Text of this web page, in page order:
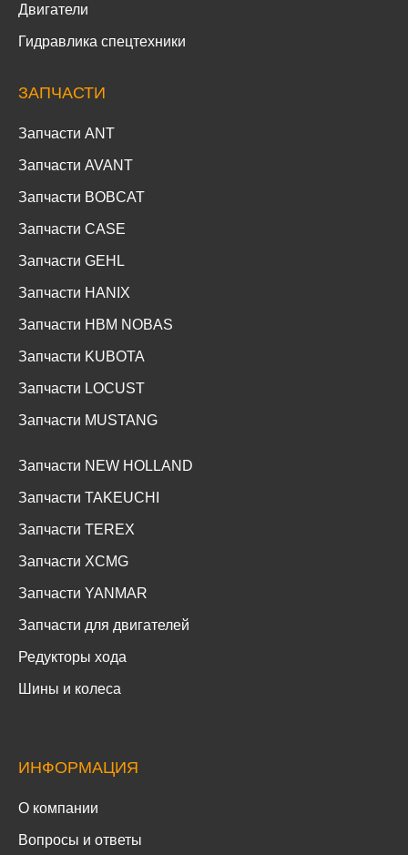
Двигатели
Гидравлика спецтехники
ЗАПЧАСТИ
Запчасти ANT
Запчасти AVANT
Запчасти BOBCAT
Запчасти CASE
Запчасти GEHL
Запчасти HANIX
Запчасти HBM NOBAS
Запчасти KUBOTA
Запчасти LOCUST
Запчасти MUSTANG
Запчасти NEW HOLLAND
Запчасти TAKEUCHI
Запчасти TEREX
Запчасти XCMG
Запчасти YANMAR
Запчасти для двигателей
Редукторы хода
Шины и колеса
ИНФОРМАЦИЯ
О компании
Вопросы и ответы